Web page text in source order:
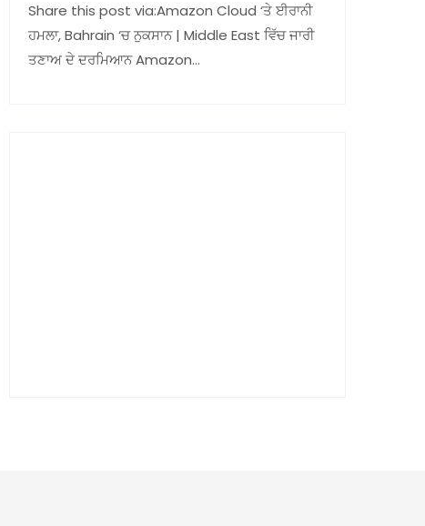
Share this post via:Amazon Cloud ‘ਤੇ ਈਰਾਨੀ
ਹਮਲਾ, Bahrain ‘ਚ ਨੁਕਸਾਨ | Middle East ਵਿੱਚ ਜਾਰੀ
ਤਣਾਅ ਦੇ ਦਰਮਿਆਨ Amazon…